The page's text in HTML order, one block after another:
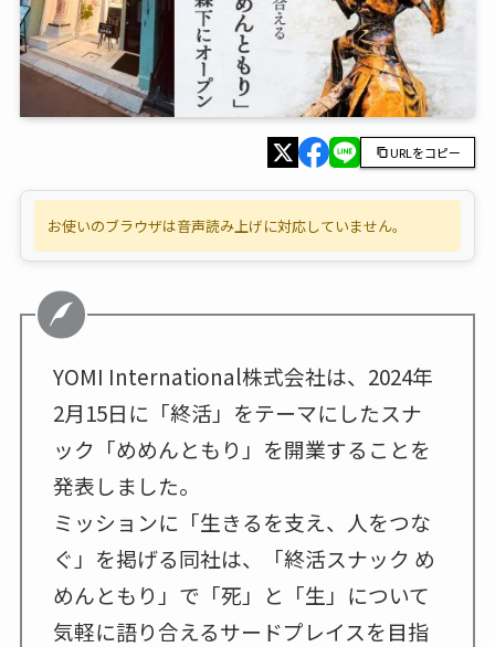
URLをコピー
お使いのブラウザは音声読み上げに対応していません。
YOMI International株式会社は、2024年
2月15日に「終活」をテーマにしたスナ
ック「めめんともり」を開業することを
発表しました。
ミッションに「生きるを支え、人をつな
ぐ」を掲げる同社は、「終活スナック め
めんともり」で「死」と「生」について
気軽に語り合えるサードプレイスを目指